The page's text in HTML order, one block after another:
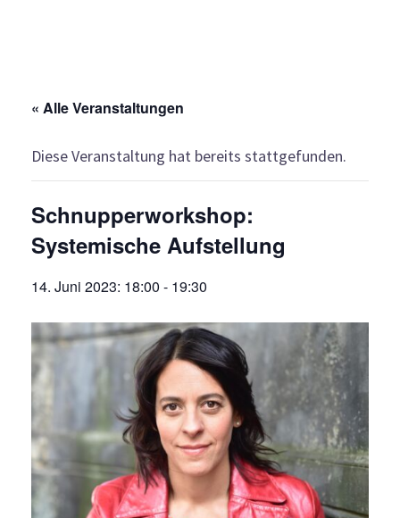
« Alle Veranstaltungen
Diese Veranstaltung hat bereits stattgefunden.
Schnupperworkshop:
Systemische Aufstellung
14. Juni 2023: 18:00 - 19:30